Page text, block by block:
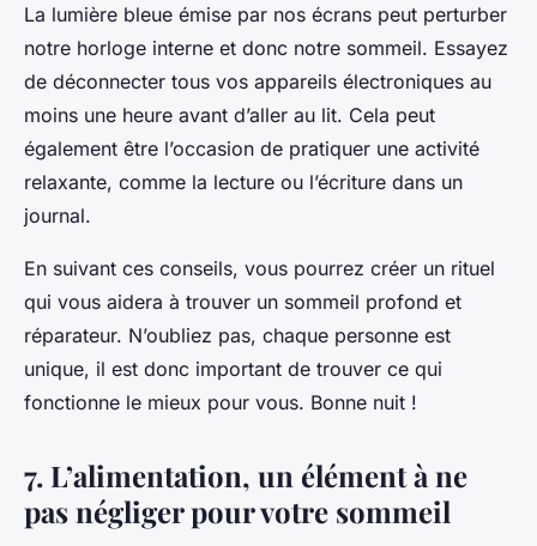
La lumière bleue émise par nos écrans peut perturber
notre horloge interne et donc notre sommeil. Essayez
de déconnecter tous vos appareils électroniques au
moins une heure avant d’aller au lit. Cela peut
également être l’occasion de pratiquer une activité
relaxante, comme la lecture ou l’écriture dans un
journal.
En suivant ces conseils, vous pourrez créer un rituel
qui vous aidera à trouver un sommeil profond et
réparateur. N’oubliez pas, chaque personne est
unique, il est donc important de trouver ce qui
fonctionne le mieux pour vous. Bonne nuit !
7. L’alimentation, un élément à ne
pas négliger pour votre sommeil